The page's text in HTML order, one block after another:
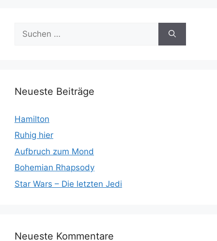
nach:
Neueste Beiträge
Hamilton
Ruhig hier
Aufbruch zum Mond
Bohemian Rhapsody
Star Wars – Die letzten Jedi
Neueste Kommentare